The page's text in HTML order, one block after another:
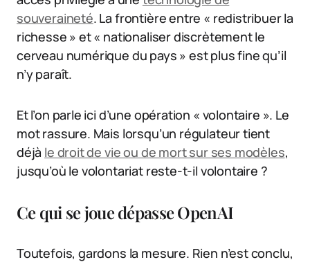
souveraineté. La frontière entre « redistribuer la
richesse » et « nationaliser discrètement le
cerveau numérique du pays » est plus fine qu’il
n’y paraît.
Et l’on parle ici d’une opération « volontaire ». Le
mot rassure. Mais lorsqu’un régulateur tient
déjà le droit de vie ou de mort sur ses modèles,
jusqu’où le volontariat reste-t-il volontaire ?
Ce qui se joue dépasse OpenAI
Toutefois, gardons la mesure. Rien n’est conclu,